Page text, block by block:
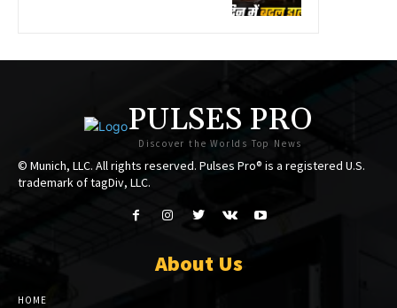
PULSES PRO
Discover the Worlds Top News
© Munich, LLC. All rights reserved. Pulses Pro® is a registered U.S.
trademark of tagDiv, LLC.
About Us
HOME